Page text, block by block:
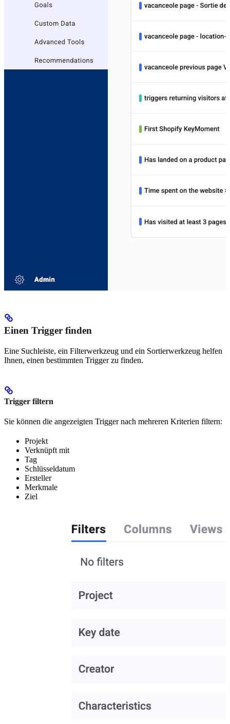
Einen Trigger finden
Eine Suchleiste, ein Filterwerkzeug und ein Sortierwerkzeug helfen
Ihnen, einen bestimmten Trigger zu finden.
Trigger filtern
Sie können die angezeigten Trigger nach mehreren Kriterien filtern:
Projekt
Verknüpft mit
Tag
Schlüsseldatum
Ersteller
Merkmale
Ziel